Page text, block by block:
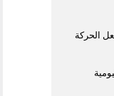
الحركة